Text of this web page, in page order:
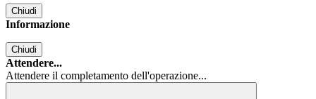
Chiudi
Informazione
Chiudi
Attendere...
Attendere il completamento dell'operazione...